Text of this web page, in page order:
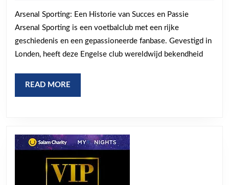
Voetbalclub
met
Historisch
Succes
Arsenal Sporting: Een Historie van Succes en Passie
Arsenal Sporting is een voetbalclub met een rijke
geschiedenis en een gepassioneerde fanbase. Gevestigd in
Londen, heeft deze Engelse club wereldwijd bekendheid
READ MORE
MORE